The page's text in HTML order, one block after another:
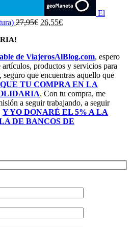
El
27,95€ El
27,95€.
26,55€El
26,55€.
de ViajerosAlBlog.com, espero
productos y servicios para
que encuentras aquello que
TU COMPRA EN LA
. Con tu compra, me
a seguir trabajando, a seguir
Y YO DONARÉ EL 5% A LA
DE BANCOS DE